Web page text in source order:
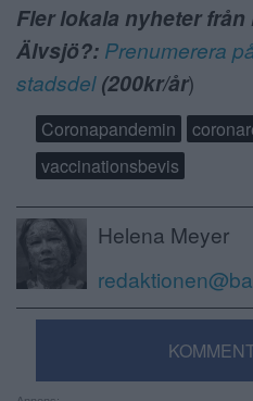
Fler lokala nyheter från
Älvsjö?: Prenumerera
stadsdel(200kr/år)
Coronapandemin
vaccinationsbevis
Helena Meyer